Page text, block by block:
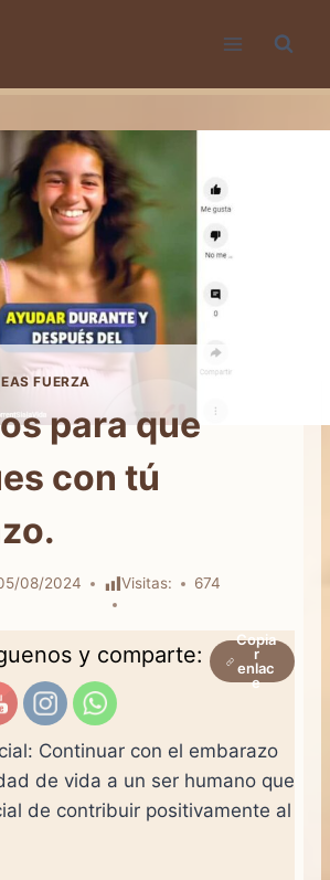
FUERZA
para que
con tú
08/2024 Visitas: 674
y comparte:
Copia
r
enlac
e
Continuar con el embarazo
de vida a un ser humano que
de contribuir positivamente al